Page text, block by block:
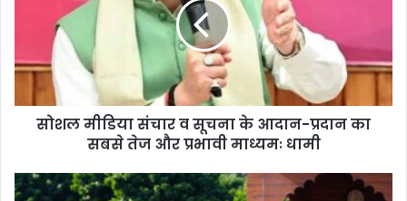
सोशल मीडिया संचार व सूचना के आदान-प्रदान का
सबसे तेज और प्रभावी माध्यमः धामी